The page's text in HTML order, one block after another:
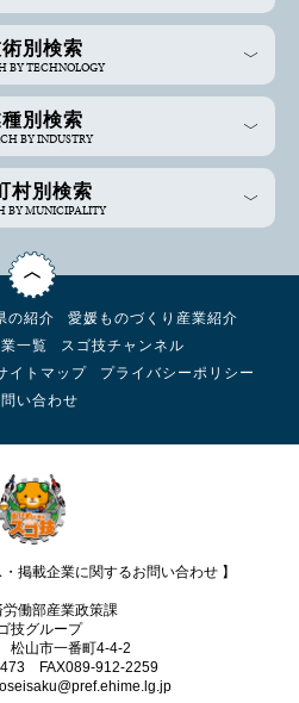
別検索
BY TECHNOLOGY
別検索
BY INDUSTRY
村別検索
BY MUNICIPALITY
の紹介
愛媛ものづくり産業紹介
一覧
スゴ技チャンネル
イトマップ
プライバシーポリシー
い合わせ
掲載企業に関するお問い合わせ 】
労働部産業政策課
技グループ
松山市一番町4-4-2
FAX089‐912-2259